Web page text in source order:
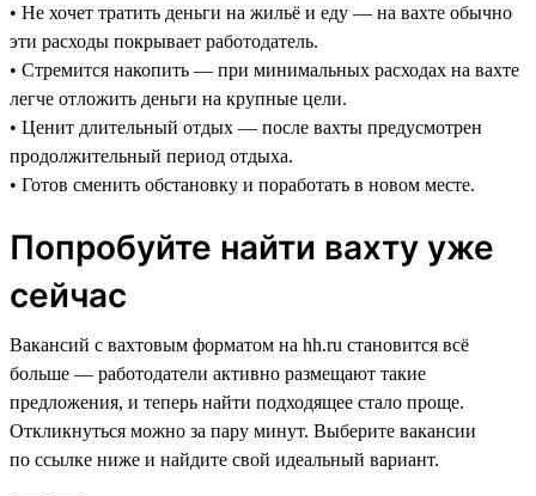
• Не хочет тратить деньги на жильё и еду — на вахте обычно
эти расходы покрывает работодатель.
• Стремится накопить — при минимальных расходах на вахте
легче отложить деньги на крупные цели.
• Ценит длительный отдых — после вахты предусмотрен
продолжительный период отдыха.
• Готов сменить обстановку и поработать в новом месте.
Попробуйте найти вахту уже
сейчас
Вакансий с вахтовым форматом на hh.ru становится всё
больше — работодатели активно размещают такие
предложения, и теперь найти подходящее стало проще.
Откликнуться можно за пару минут. Выберите вакансии
по ссылке ниже и найдите свой идеальный вариант.